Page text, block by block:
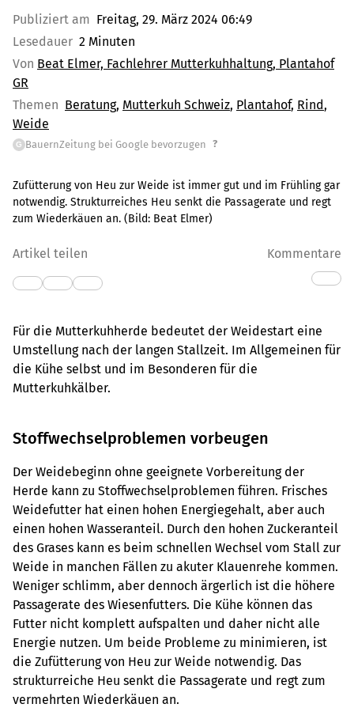
Publiziert am Freitag, 29. März 2024 06:49
Lesedauer 2 Minuten
Von Beat Elmer, Fachlehrer Mutterkuhhaltung, Plantahof
GR
Themen Beratung Mutterkuh Schweiz Plantahof Rind
Weide
G BauernZeitung bei Google bevorzugen ?
Zufütterung von Heu zur Weide ist immer gut und im Frühling gar
notwendig. Strukturreiches Heu senkt die Passagerate und regt
zum Wiederkäuen an. (Bild: Beat Elmer)
Artikel teilen Kommentare
Für die Mutterkuhherde bedeutet der Weidestart eine
Umstellung nach der langen Stallzeit. Im Allgemeinen für
die Kühe selbst und im Besonderen für die
Mutterkuhkälber.
Stoffwechselproblemen vorbeugen
Der Weidebeginn ohne geeignete Vorbereitung der
Herde kann zu Stoffwechselproblemen führen. Frisches
Weidefutter hat einen hohen Energiegehalt, aber auch
einen hohen Wasseranteil. Durch den hohen Zuckeranteil
des Grases kann es beim schnellen Wechsel vom Stall zur
Weide in manchen Fällen zu akuter Klauenrehe kommen.
Weniger schlimm, aber dennoch ärgerlich ist die höhere
Passagerate des Wiesenfutters. Die Kühe können das
Futter nicht komplett aufspalten und daher nicht alle
Energie nutzen. Um beide Probleme zu minimieren, ist
die Zufütterung von Heu zur Weide notwendig. Das
strukturreiche Heu senkt die Passagerate und regt zum
vermehrten Wiederkäuen an.